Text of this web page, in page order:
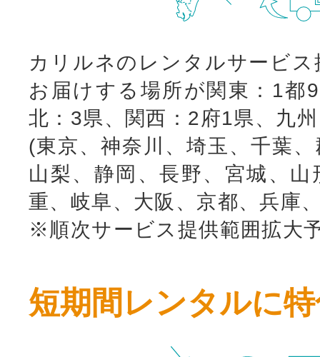
カリルネのレンタルサービ
お届けする場所が関東：1都
北：3県、関西：2府1県、九
(東京、神奈川、埼玉、千葉
山梨、静岡、長野、宮城、
重、岐阜、大阪、京都、兵庫
※順次サービス提供範囲拡大
短期間レンタルに